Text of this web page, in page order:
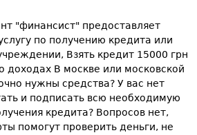
"финансист" предоставляет
по получению кредита или
Взять кредит 15000 грн
доходах В москве или московской
нужны средства? У вас нет
и подписать всю необходимую
кредита? Вопросов нет,
помогут проверить деньги, не